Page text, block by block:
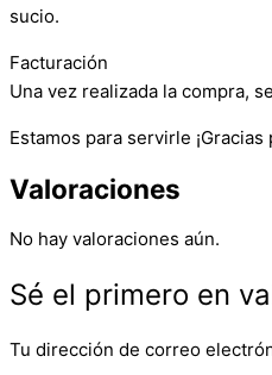
sucio.
Facturación
Una vez realizada la compra,
Estamos para servirle
Valoraciones
No hay valoraciones aún.
Sé el primero en
Tu dirección de correo